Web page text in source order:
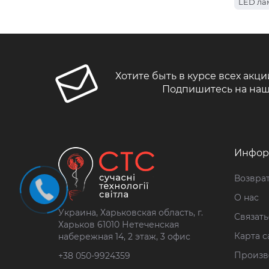
LED
Хотите быть в курсе всех
Подпишитесь на
Украина, Харьковская область, г.
Харьков 61010 Нетеченская
набережная 14, 2 этаж, 3 офис
+38 050-9924359
О нас
Карта